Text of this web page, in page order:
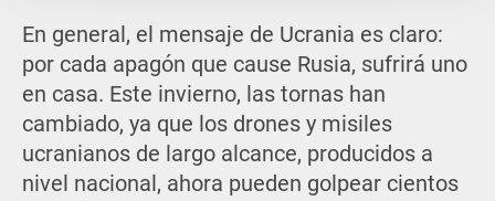
En general, el mensaje de Ucrania es claro:
por cada apagón que cause Rusia, sufrirá uno
en casa. Este invierno, las tornas han
cambiado, ya que los drones y misiles
ucranianos de largo alcance, producidos a
nivel nacional, ahora pueden golpear cientos